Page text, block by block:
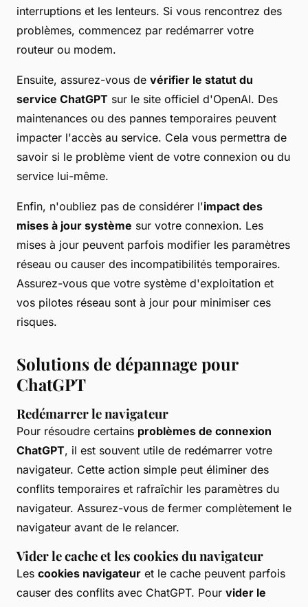
interruptions et les lenteurs. Si vous rencontrez des
problèmes, commencez par redémarrer votre
routeur ou modem.
Ensuite, assurez-vous de vérifier le statut du
service ChatGPT sur le site officiel d'OpenAI. Des
maintenances ou des pannes temporaires peuvent
impacter l'accès au service. Cela vous permettra de
savoir si le problème vient de votre connexion ou du
service lui-même.
Enfin, n'oubliez pas de considérer l'impact des
mises à jour système sur votre connexion. Les
mises à jour peuvent parfois modifier les paramètres
réseau ou causer des incompatibilités temporaires.
Assurez-vous que votre système d'exploitation et
vos pilotes réseau sont à jour pour minimiser ces
risques.
Solutions de dépannage pour
ChatGPT
Redémarrer le navigateur
Pour résoudre certains problèmes de connexion
ChatGPT, il est souvent utile de redémarrer votre
navigateur. Cette action simple peut éliminer des
conflits temporaires et rafraîchir les paramètres du
navigateur. Assurez-vous de fermer complètement le
navigateur avant de le relancer.
Vider le cache et les cookies du navigateur
Les cookies navigateur et le cache peuvent parfois
causer des conflits avec ChatGPT. Pour vider le